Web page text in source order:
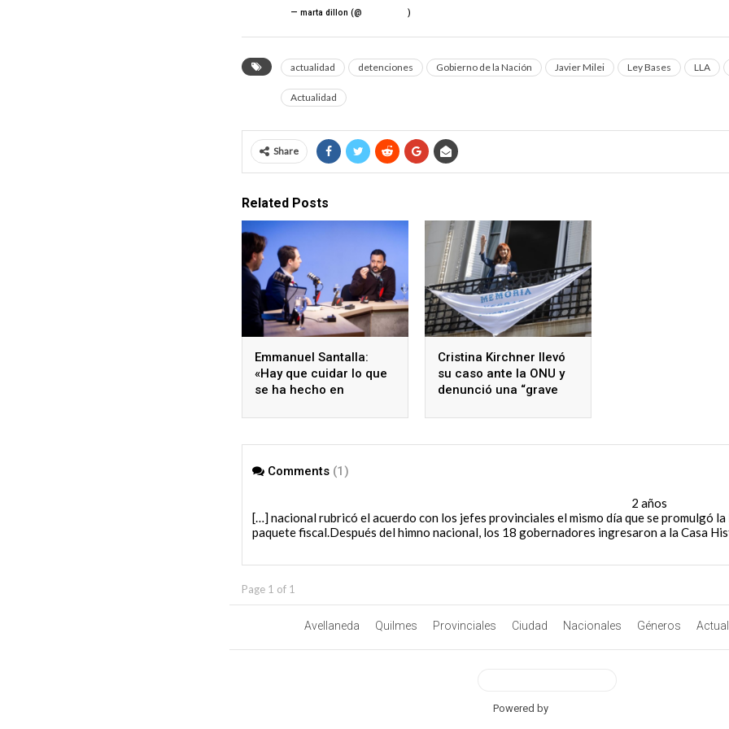
— marta dillon (@ )
actualidad detenciones Gobierno de la Nación Javier Milei Ley Bases LLA
Actualidad
Share
Related Posts
Emmanuel Santalla:
«Hay que cuidar lo que
se ha hecho en
desafíos que vienen»
Cristina Kirchner llevó
su caso ante la ONU y
denunció una “grave
humanos”
Comments (1)
2 años
[…] nacional rubricó el acuerdo con los jefes provinciales el mismo día que se promulgó la
paquete fiscal.Después del himno nacional, los 18 gobernadores ingresaron a la Casa
Page 1 of 1
Avellaneda Quilmes Provinciales Ciudad Nacionales Géneros
Powered by